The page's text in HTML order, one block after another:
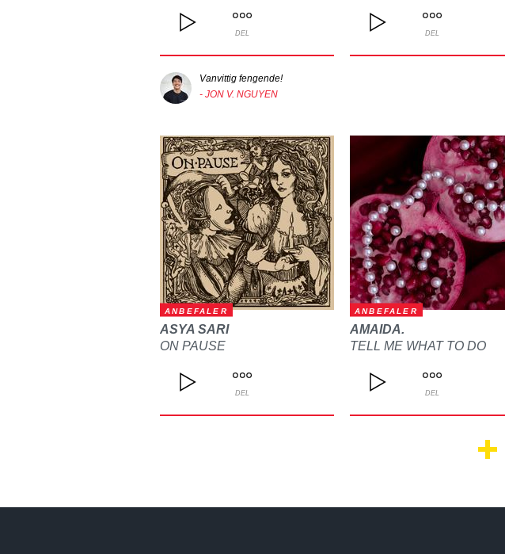
DEL
Vanvittig fengende!
- JON V. NGUYEN
DEL
ANBEFALER
ASYA SARI
ON PAUSE
DEL
ANBEFALER
AMAIDA.
TELL ME WHAT TO DO
DEL